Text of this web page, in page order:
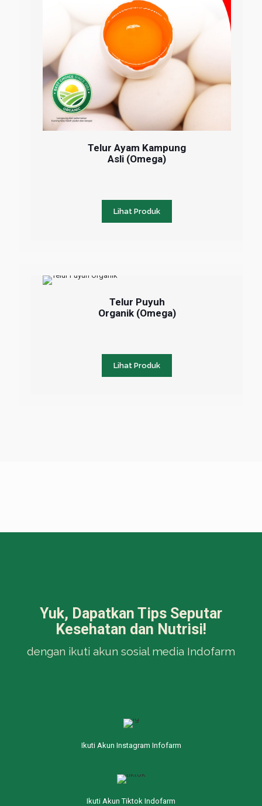
Telur Ayam Kampung
Asli (Omega)
Lihat Produk
Telur Puyuh
Organik (Omega)
Lihat Produk
Yuk, Dapatkan Tips Seputar
Kesehatan dan Nutrisi!
dengan ikuti akun sosial media Indofarm
Ikuti Akun Instagram Infofarm
Ikuti Akun Tiktok Indofarm